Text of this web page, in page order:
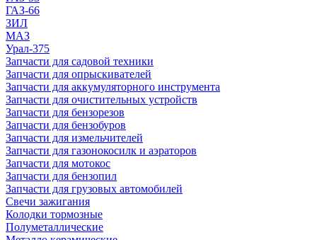
ГАЗ-66
ЗИЛ
МАЗ
Урал-375
Запчасти для садовой техники
Запчасти для опрыскивателей
Запчасти для аккумуляторного инструмента
Запчасти для очистительных устройств
Запчасти для бензорезов
Запчасти для бензобуров
Запчасти для измельчителей
Запчасти для газонокосилк и аэраторов
Запчасти для мотокос
Запчасти для бензопил
Запчасти для грузовых автомобилей
Свечи зажигания
Колодки тормозные
Полуметаллические